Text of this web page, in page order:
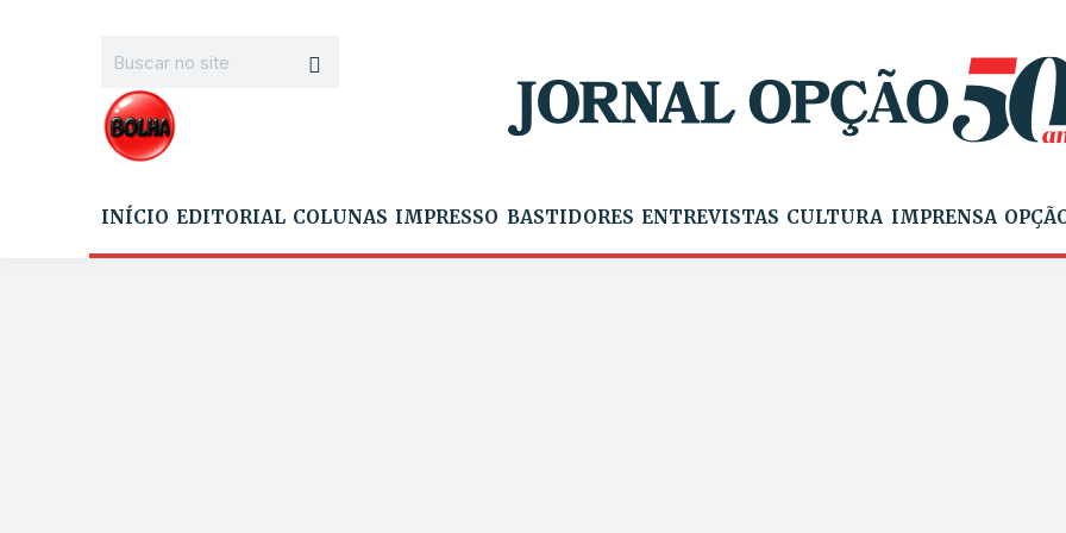
INÍCIO EDITORIAL COLUNAS IMPRESSO BASTIDORES ENTREVISTAS CULTURA IMPRENSA